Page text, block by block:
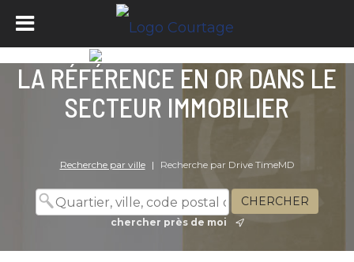
LA RÉFÉRENCE EN OR DANS LE
SECTEUR IMMOBILIER
Recherche par ville | Recherche par Drive TimeMD
chercher près de moi